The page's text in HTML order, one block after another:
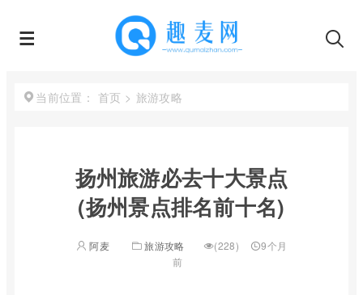
当前位置： 首页 > 旅游攻略
扬州旅游必去十大景点
(扬州景点排名前十名)
阿麦 旅游攻略 (228)
9个月
前